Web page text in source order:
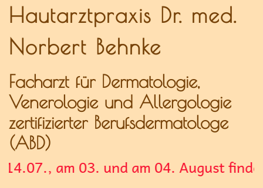
Hautarztpraxis Dr. med.
Norbert Behnke
Facharzt für Dermatologie,
Venerologie und Allergologie
zertifizierter Berufsdermatologe
(ABD)
03. und am 04. August finden